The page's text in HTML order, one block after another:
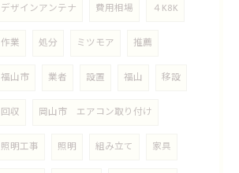
デザインアンテナ 費用相場 ４K8K
作業 処分 ミツモア 推薦
福山市 業者 設置 福山 移設
回収 岡山市 エアコン取り付け
照明工事 照明 組み立て 家具